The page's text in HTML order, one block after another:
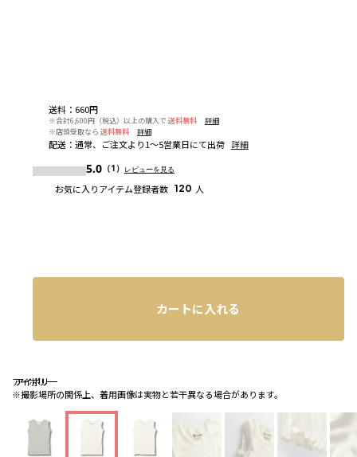
アイボリー
※撮影場所の関係上、着用画像は実物と若干異なる場合があります。
アイボリー
アイボリー
送料： 660円
※合計6,600円（税込）以上の購入で 送料無料
詳細
※店頭受取なら 送料無料 詳細
配送： 通常、ご注文より1～5営業日にて出荷 詳細
5.0（1） レビューを見る
お気に入りアイテム登録者数 120 人
カートに入れる